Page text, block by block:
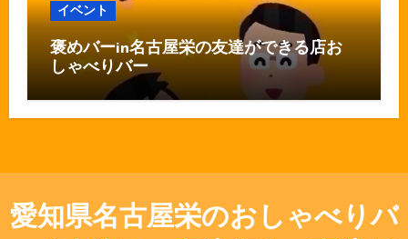
イベント
褒めバーin名古屋栄の友達ができる店お
しゃべりバー
愛知県名古屋栄のおしゃべりバ